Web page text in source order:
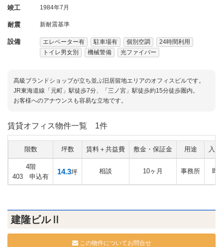
竣工 1984年7月
耐震 新耐震基準
設備 エレベーター有 駐車場有 個別空調
24時間利用
トイレ男女別
機械警備 光ファイバー
高級ブランドショップが立ち並ぶ旧居留地エリアのオフィスビルです。
JR東海道線「元町」駅徒歩7分、「三ノ宮」駅徒歩約15分徒歩圏内。
お客様へのアナウンスも容易な立地です。
賃貸オフィス物件一覧 1件
階数 坪数 賃料＋共益費 敷金・保証金 用途 入
4階
403 申込有
14.3坪 相談 10ヶ月 事務所 即
建隆ビルⅡ
この物件についてお問合せ